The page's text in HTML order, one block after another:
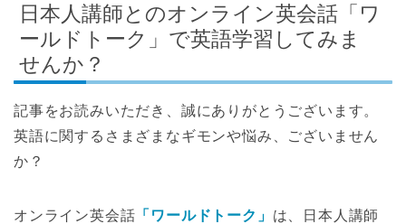
日本人講師とのオンライン英会話「ワ
ールドトーク」で英語学習してみま
せんか？
記事をお読みいただき、誠にありがとうございます。
英語に関するさまざまなギモンや悩み、ございません
か？
オンライン英会話 「ワールドトーク」 は、日本人講師